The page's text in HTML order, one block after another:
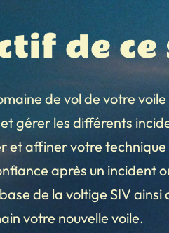
de ce
de vol de votre
gérer les différents
et affiner votre
après un incident
de la voltige SIV
votre nouvelle voile.